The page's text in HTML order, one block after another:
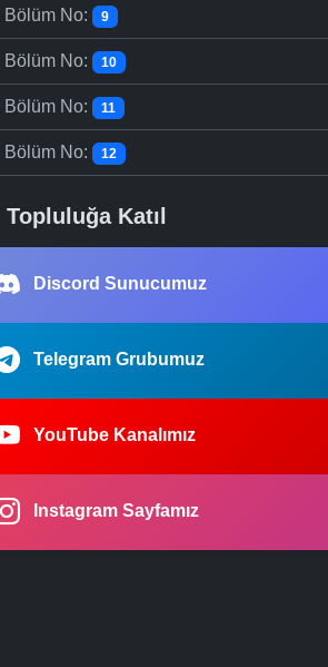
Bölüm No: 9
Bölüm No: 10
Bölüm No: 11
Bölüm No: 12
Topluluğa Katıl
Discord Sunucumuz
Telegram Grubumuz
YouTube Kanalımız
Instagram Sayfamız